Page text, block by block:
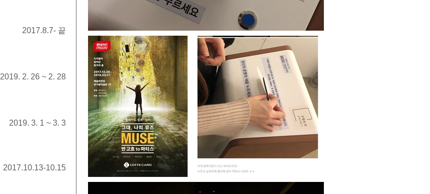
2017.8.7- 끝
2019. 2. 26 ~ 2. 28
2019. 3. 1 ~ 3. 3
2017.10.13-10.15